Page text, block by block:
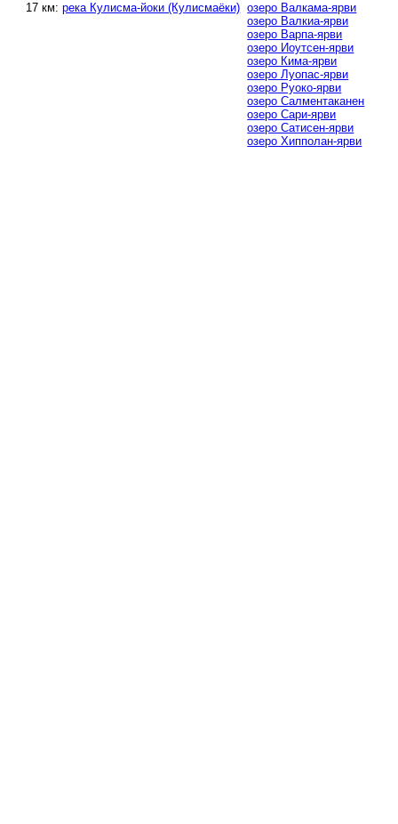
17 км:река Кулисма-йоки (Кулисмаёки) озеро Валкама-ярви
озеро Валкиа-ярви
озеро Варпа-ярви
озеро Иоутсен-ярви
озеро Кима-ярви
озеро Луопас-ярви
озеро Руоко-ярви
озеро Салментаканен
озеро Сари-ярви
озеро Сатисен-ярви
озеро Хипполан-ярви